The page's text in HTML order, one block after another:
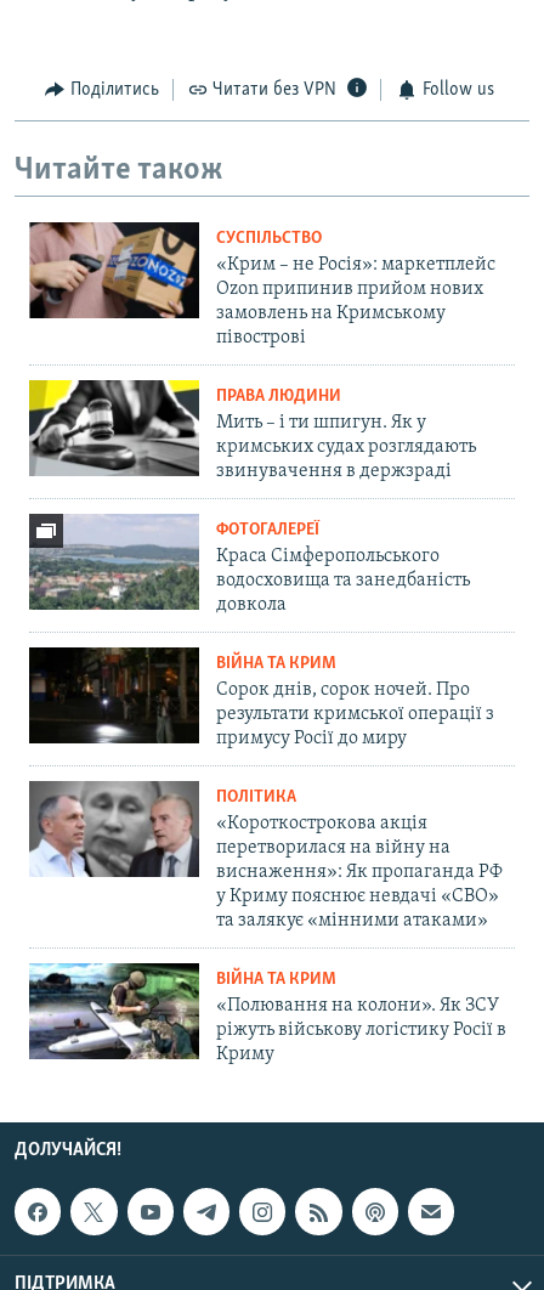
Поділитись Читати без VPN Follow us
Читайте також
СУСПІЛЬСТВО
«Крим – не Росія»: маркетплейс
Ozon припинив прийом нових
замовлень на Кримському
півострові
ПРАВА ЛЮДИНИ
Мить – і ти шпигун. Як у
кримських судах розглядають
звинувачення в держзраді
ФОТОГАЛЕРЕЇ
Краса Сімферопольського
водосховища та занедбаність
довкола
ВІЙНА ТА КРИМ
Сорок днів, сорок ночей. Про
результати кримської операції з
примусу Росії до миру
ПОЛІТИКА
«Короткострокова акція
перетворилася на війну на
виснаження»: Як пропаганда РФ
у Криму пояснює невдачі «СВО»
та залякує «мінними атаками»
ВІЙНА ТА КРИМ
«Полювання на колони». Як ЗСУ
ріжуть військову логістику Росії в
Криму
ДОЛУЧАЙСЯ!
ПІДТРИМКА